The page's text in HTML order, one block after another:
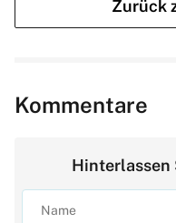
Zurück
Kommentare
Hinterlassen